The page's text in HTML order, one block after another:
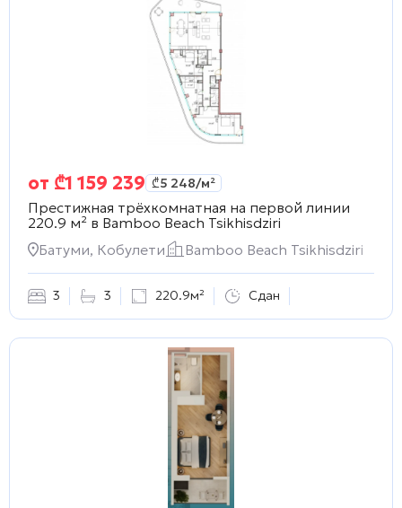
от ₾1 159 239 ₾5 248/м²
Престижная трёхкомнатная на первой линии
220.9 м² в Bamboo Beach Tsikhisdziri
Батуми, Кобулети
Bamboo Beach Tsikhisdziri
3 3 220.9м² Сдан